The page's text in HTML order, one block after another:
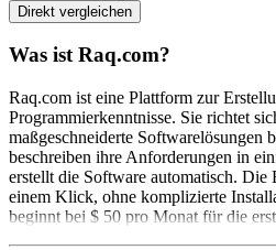
Direkt vergleichen
Was ist Raq.com?
Raq.com ist eine Plattform zur
Programmierkenntnisse. Sie richtet
maßgeschneiderte Softwarelösungen
beschreiben ihre Anforderungen in
erstellt die Software automatisch.
einem Klick, ohne komplizierte
beginnt bei $ 50 pro Monat für die